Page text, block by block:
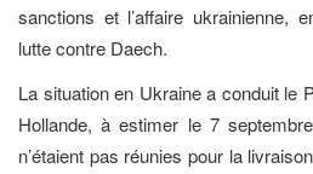
sanctions et l’affaire ukrainienne,
lutte contre Daech.
La situation en Ukraine a conduit le
Hollande, à estimer le 7
n’étaient pas réunies pour la